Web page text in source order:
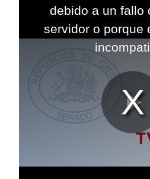
window.debido a un fallo
servidor o porque